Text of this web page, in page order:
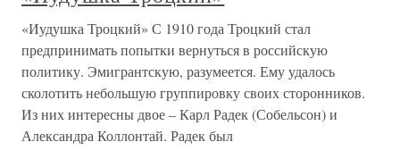
«Иудушка Троцкий» С 1910 года Троцкий стал
предпринимать попытки вернуться в российскую
политику. Эмигрантскую, разумеется. Ему удалось
сколотить небольшую группировку своих сторонников.
Из них интересны двое – Карл Радек (Собельсон) и
Александра Коллонтай. Радек был